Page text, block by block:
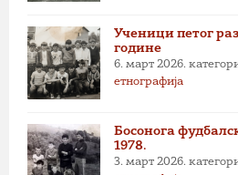
Ученици петог
године
6. март 2026.
етнографија
Босонога
1978.
3. март 2026.